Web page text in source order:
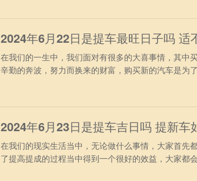
2024年6月22日是提车最旺日子吗 适
在我们的一生中，我们面对有很多的大喜事情，其中
辛勤的奔波，努力而换来的财富，购买新的汽车是为
2024年6月23日是提车吉日吗 提新车
在我们的现实生活当中，无论做什么事情，大家首先
了提高提成的过程当中得到一个很好的效益，大家都